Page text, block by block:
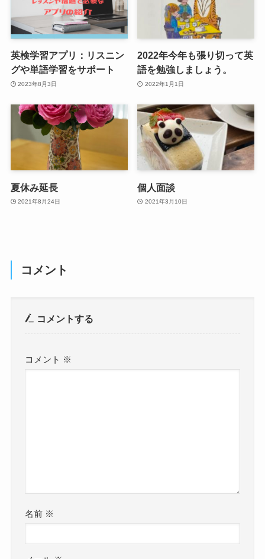
英検学習アプリ：リスニン
グや単語学習をサポート
2023年8月3日
2022年今年も張り切って英
語を勉強しましょう。
2022年1月1日
夏休み延長
2021年8月24日
個人面談
2021年3月10日
コメント
コメントする
コメント ※
名前 ※